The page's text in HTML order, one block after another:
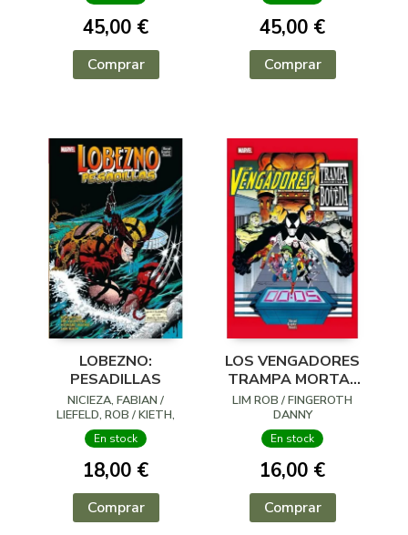
45,00 €
Comprar
45,00 €
Comprar
LOBEZNO:
PESADILLAS
NICIEZA, FABIAN /
LIEFELD, ROB / KIETH,
SAM / VVAA
En stock
18,00 €
Comprar
LOS VENGADORES
TRAMPA MORTAL
LA BOVEDA
LIM ROB / FINGEROTH
DANNY
En stock
16,00 €
Comprar